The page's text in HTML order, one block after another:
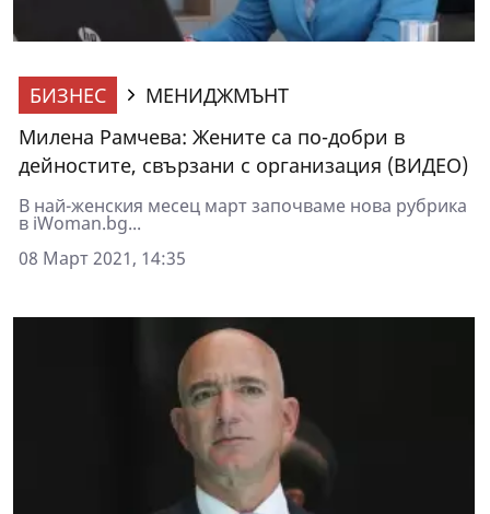
БИЗНЕС
МЕНИДЖМЪНТ
Милена Рамчева: Жените са по-добри в
дейностите, свързани с организация (ВИДЕО)
В най-женския месец март започваме нова рубрика
в iWoman.bg...
08 Март 2021, 14:35